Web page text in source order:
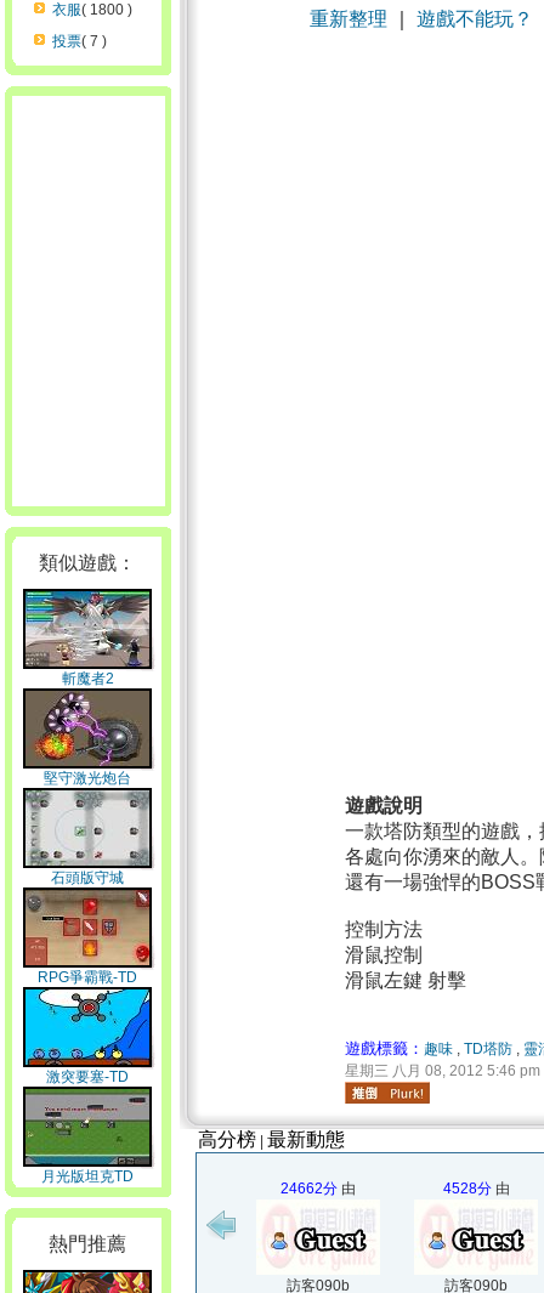
衣服( 1800 )
投票( 7 )
類似遊戲：
斬魔者2
堅守激光炮台
石頭版守城
RPG爭霸戰-TD
激突要塞-TD
月光版坦克TD
熱門推薦
重新整理 遊戲不能玩？
遊戲說明
一款塔防類型的遊戲
各處向你湧來的敵人
還有一場強悍的BOSS
控制方法
滑鼠控制
滑鼠左鍵 射擊
遊戲標籤： 趣味 , TD塔防 , 靈
星期三 八月 08, 2012 5:46 pm
高分榜 最新動態
24662分 由
訪客090b
4528分由
訪客090b